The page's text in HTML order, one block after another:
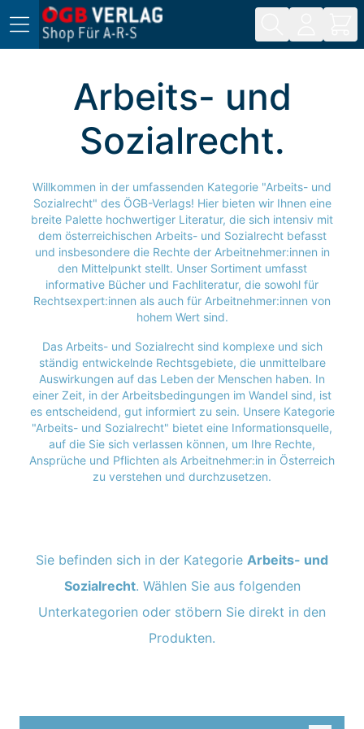
Arbeits- und
Sozialrecht
Willkommen in der umfassenden Kategorie "Arbeits- und
Sozialrecht" des ÖGB-Verlags! Hier bieten wir Ihnen eine
breite Palette hochwertiger Literatur, die sich intensiv mit
dem österreichischen Arbeits- und Sozialrecht befasst
und insbesondere die Rechte der Arbeitnehmer:innen in
den Mittelpunkt stellt. Unser Sortiment umfasst
informative Bücher und Fachliteratur, die sowohl für
Rechtsexpert:innen als auch für Arbeitnehmer:innen von
hohem Wert sind.
Das Arbeits- und Sozialrecht sind komplexe und sich
ständig entwickelnde Rechtsgebiete, die unmittelbare
Auswirkungen auf das Leben der Menschen haben. In
einer Zeit, in der Arbeitsbedingungen im Wandel sind, ist
es entscheidend, gut informiert zu sein. Unsere Kategorie
"Arbeits- und Sozialrecht" bietet eine Informationsquelle,
auf die Sie sich verlassen können, um Ihre Rechte,
Ansprüche und Pflichten als Arbeitnehmer:in in Österreich
zu verstehen und durchzusetzen.
Sie befinden sich in der Kategorie Arbeits- und
Sozialrecht. Wählen Sie aus folgenden
Unterkategorien oder stöbern Sie direkt in den
Produkten.